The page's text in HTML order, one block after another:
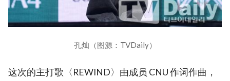
孔灿（图源：TVDaily）
这次的主打歌〈REWIND〉由成员 CNU 作词作曲，